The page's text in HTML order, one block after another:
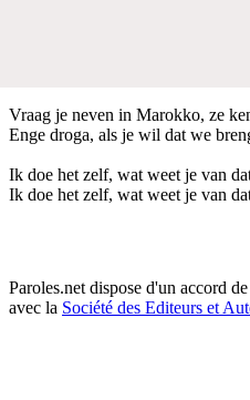
Vraag je neven in Marokko, ze
Enge droga, als je wil dat we
Ik doe het zelf, wat weet je van
Ik doe het zelf, wat weet je van
Paroles.net dispose d'un accord
avec la Société des Editeurs et